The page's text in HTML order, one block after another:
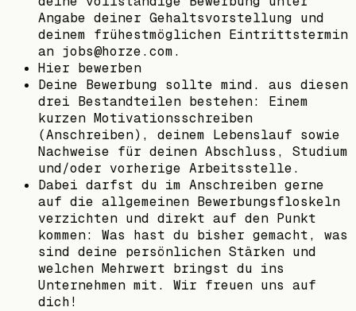
Angabe deiner Gehaltsvorstellung und
deinem frühestmöglichen Eintrittstermin
an jobs@horze.com.
Hier bewerben
Deine Bewerbung sollte mind. aus diesen
drei Bestandteilen bestehen: Einem
kurzen Motivationsschreiben
(Anschreiben), deinem Lebenslauf sowie
Nachweise für deinen Abschluss, Studium
und/oder vorherige Arbeitsstelle.
Dabei darfst du im Anschreiben gerne
auf die allgemeinen Bewerbungsfloskeln
verzichten und direkt auf den Punkt
kommen: Was hast du bisher gemacht, was
sind deine persönlichen Stärken und
welchen Mehrwert bringst du ins
Unternehmen mit. Wir freuen uns auf
dich!